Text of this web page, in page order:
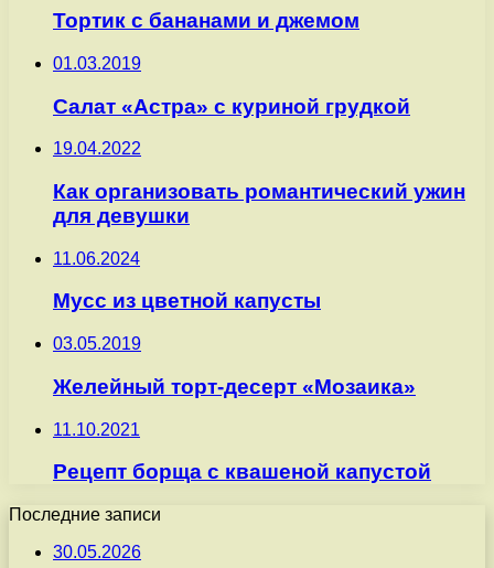
Тортик с бананами и джемом
01.03.2019
Салат «Астра» с куриной грудкой
19.04.2022
Как организовать романтический ужин
для девушки
11.06.2024
Мусс из цветной капусты
03.05.2019
Желейный торт-десерт «Мозаика»
11.10.2021
Рецепт борща с квашеной капустой
Последние записи
30.05.2026